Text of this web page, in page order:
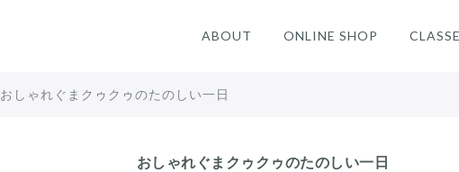
ABOUT ONLINE SHOP
おしゃれぐまクゥクゥのたのしい一日
おしゃれぐまクゥクゥのたのしい一日